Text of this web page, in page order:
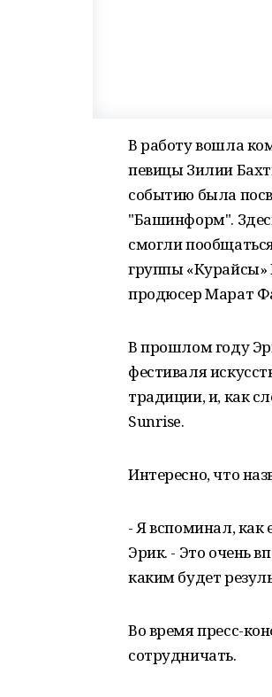
В работу вошла
певицы Зилии
событию была
"Башинформ".
смогли
группы
продюсер Марат
В прошлом году
фестиваля
традиции, и, как
Sunrise.
Интересно, что
- Я вспоминал, как
Эрик. - Это очень
каким будет
Во время пресс-
сотрудничать.